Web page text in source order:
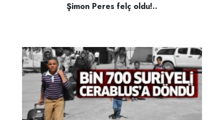
Şimon Peres felç oldu!..